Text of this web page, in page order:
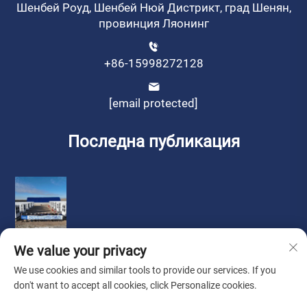
Шенбей Роуд, Шенбей Нюй Дистрикт, град Шенян,
провинция Ляонинг
+86-15998272128
[email protected]
Последна публикация
We value your privacy
We use cookies and similar tools to provide our services. If you
don't want to accept all cookies, click Personalize cookies.